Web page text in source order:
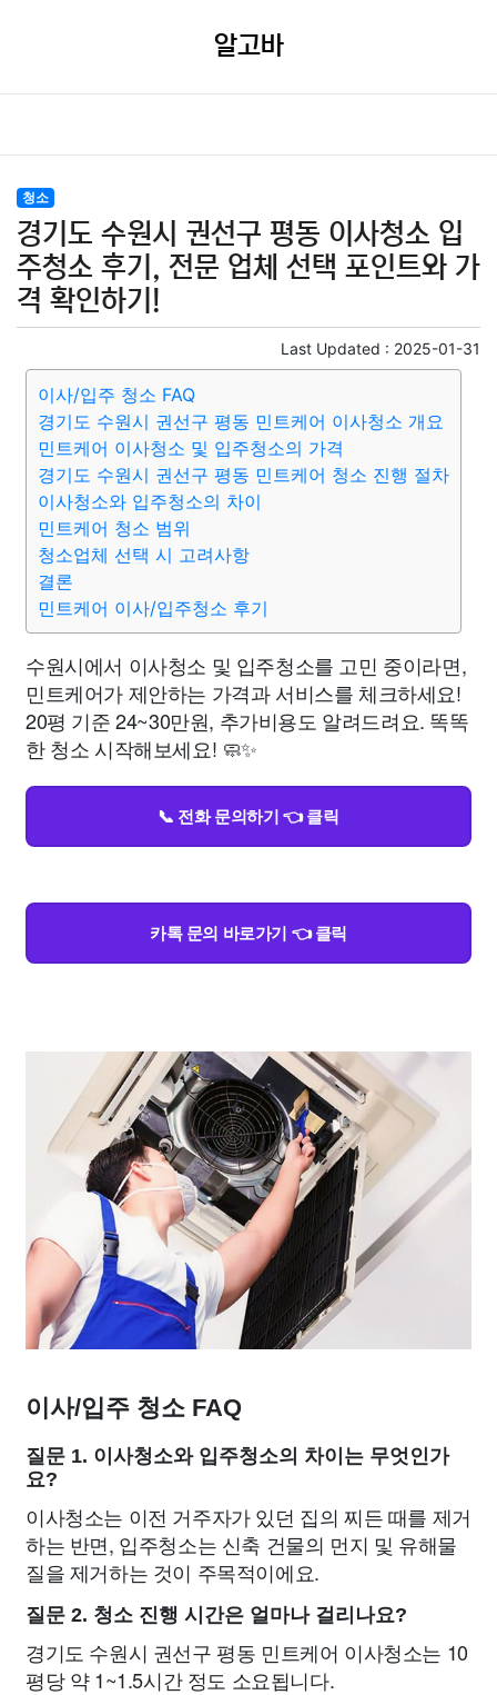
알고바
청소
경기도 수원시 권선구 평동 이사청소 입
주청소 후기, 전문 업체 선택 포인트와 가
격 확인하기!
Last Updated : 2025-01-31
이사/입주 청소 FAQ
경기도 수원시 권선구 평동 민트케어 이사청소 개요
민트케어 이사청소 및 입주청소의 가격
경기도 수원시 권선구 평동 민트케어 청소 진행 절차
이사청소와 입주청소의 차이
민트케어 청소 범위
청소업체 선택 시 고려사항
결론
민트케어 이사/입주청소 후기
수원시에서 이사청소 및 입주청소를 고민 중이라면,
민트케어가 제안하는 가격과 서비스를 체크하세요!
20평 기준 24~30만원, 추가비용도 알려드려요. 똑똑
한 청소 시작해보세요! 🧼✨
📞 전화 문의하기 👈 클릭
카톡 문의 바로가기 👈 클릭
이사/입주 청소 FAQ
질문 1. 이사청소와 입주청소의 차이는 무엇인가
요?
이사청소는 이전 거주자가 있던 집의 찌든 때를 제거
하는 반면, 입주청소는 신축 건물의 먼지 및 유해물
질을 제거하는 것이 주목적이에요.
질문 2. 청소 진행 시간은 얼마나 걸리나요?
경기도 수원시 권선구 평동 민트케어 이사청소는 10
평당 약 1~1.5시간 정도 소요됩니다.